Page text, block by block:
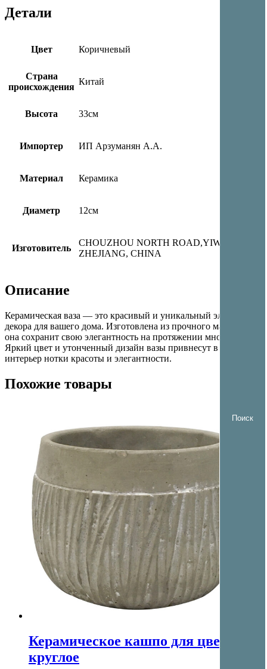
Детали
Цвет Коричневый
Страна
происхождения
Китай
Высота 33см
Импортер ИП Арзуманян А.А.
Материал Керамика
Диаметр 12см
Изготовитель
CHOUZHOU NORTH ROAD,YIWU CITY,
ZHEJIANG, CHINA
Описание
Керамическая ваза — это красивый и уникальный элемент
декора для вашего дома. Изготовлена из прочного материала,
она сохранит свою элегантность на протяжении многих лет.
Яркий цвет и утонченный дизайн вазы привнесут в ваш
интерьер нотки красоты и элегантности.
Похожие товары
Керамическое кашпо для цветов
круглое